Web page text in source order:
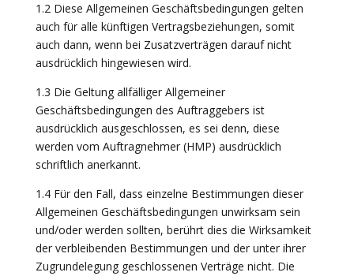
1.2 Diese Allgemeinen Geschäftsbedingungen gelten
auch für alle künftigen Vertragsbeziehungen, somit
auch dann, wenn bei Zusatzverträgen darauf nicht
ausdrücklich hingewiesen wird.
1.3 Die Geltung allfälliger Allgemeiner
Geschäftsbedingungen des Auftraggebers ist
ausdrücklich ausgeschlossen, es sei denn, diese
werden vom Auftragnehmer (HMP) ausdrücklich
schriftlich anerkannt.
1.4 Für den Fall, dass einzelne Bestimmungen dieser
Allgemeinen Geschäftsbedingungen unwirksam sein
und/oder werden sollten, berührt dies die Wirksamkeit
der verbleibenden Bestimmungen und der unter ihrer
Zugrundelegung geschlossenen Verträge nicht. Die